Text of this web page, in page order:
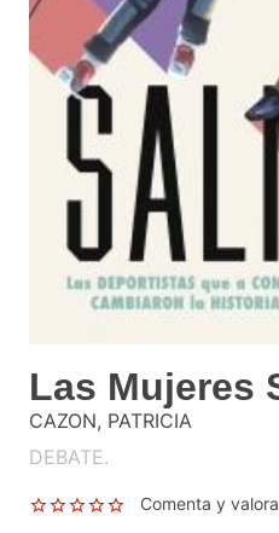
Las Mujeres
CAZON, PATRICIA
DEBATE.
Comenta y